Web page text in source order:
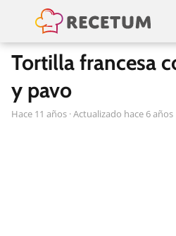
Tortilla francesa
y pavo
hace 11 años · Actualizado hace 6 años